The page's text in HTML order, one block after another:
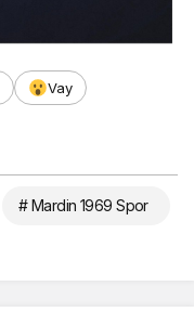
Vay
# Mardin 1969 Spor